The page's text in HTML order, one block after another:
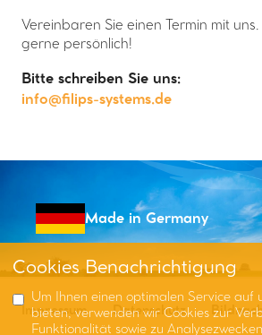
Vereinbaren Sie einen Termin mit
gerne persönlich!
Bitte schreiben Sie uns:
info@filips-systems.de
Made in Germany
Impressum Datenschutz
Cookies Benachrichtigung
Um Ihnen einen optimalen Service auf
bieten, verwenden wir Cookies zur
Funktionalität sowie zu